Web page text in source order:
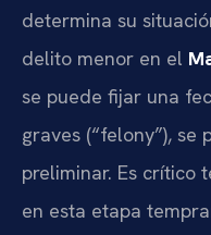
determina su
delito menor en el
se puede fijar una
graves (“felony”), se
preliminar. Es crítico
en esta etapa